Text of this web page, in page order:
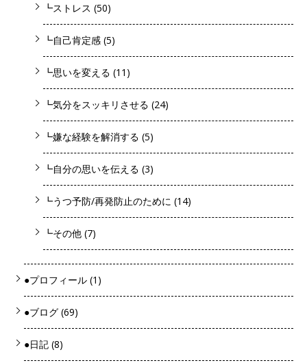
┗ストレス (50)
┗自己肯定感 (5)
┗思いを変える (11)
┗気分をスッキリさせる (24)
┗嫌な経験を解消する (5)
┗自分の思いを伝える (3)
┗うつ予防/再発防止のために (14)
┗その他 (7)
●プロフィール (1)
●ブログ (69)
●日記 (8)